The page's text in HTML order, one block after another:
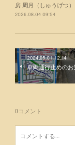
房 周月（しゅうげつ
2026.08.04 09:54
2024.05.01 12:14
車両通行止めの
0コメント